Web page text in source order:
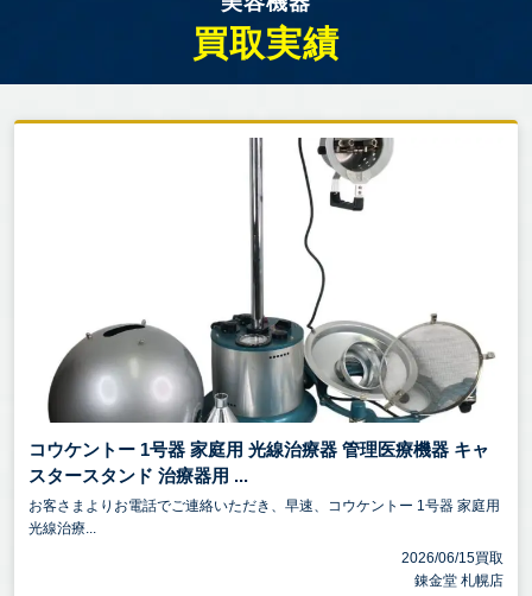
買取実績
コウケントー 1号器 家庭用 光線治療器 管理医療機器 キャ
スタースタンド 治療器用 ...
お客さまよりお電話でご連絡いただき、早速、コウケントー 1号器 家庭用
光線治療...
2026/06/15買取
錬金堂 札幌店